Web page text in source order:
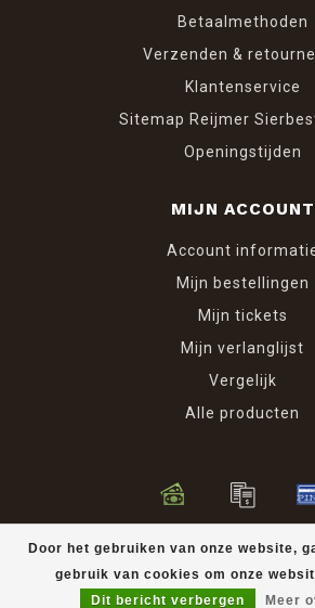
Door het gebruiken van onze website,
gebruik van cookies om onze
Dit bericht verbergen
Meer
Betaalmethoden
Verzenden &
Klantenservice
Sitemap Reijmer
Openingstijden
MIJN ACCOUNT
Account
Mijn bestellingen
Mijn tickets
Mijn verlanglijst
Vergelijk
Alle producten
© Copyright 2026 Reijmer